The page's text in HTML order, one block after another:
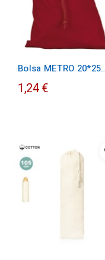
Bolsa METRO 20*25
multiusos
1,24 €